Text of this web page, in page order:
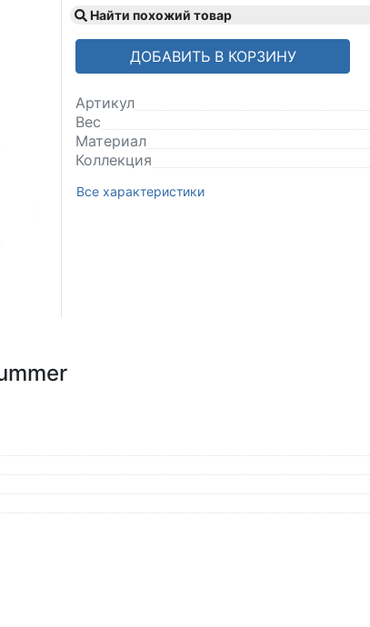
Найти похожий товар
ДОБАВИТЬ В КОРЗИНУ
Артикул
Вес
Материал
Коллекция
Все характеристики